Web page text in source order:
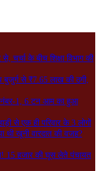
चर्चा के बीच शिक्षा विभाग की
से ₹7.65 लाख की ठगी,
नंबर-1, 6 टन आम का हुआ
से एक ही परिवार के 3 लोगों
थी खूनी वारदात की वजह?
15 हजार की घूस लेते पंचायत